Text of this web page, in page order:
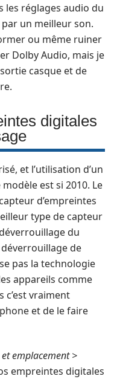
les réglages audio du
un meilleur son.
ou même ruiner
Dolby Audio, mais je
casque et de
digitales
et l’utilisation d’un
est si 2010. Le
d’empreintes
type de capteur
du
déverrouillage de
pas la technologie
appareils comme
c’est vraiment
et de le faire
emplacement >
empreintes digitales